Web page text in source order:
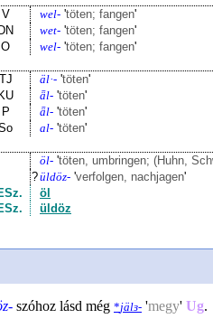
V wel- 'töten; fangen'
DN
wet- 'töten; fangen'
O
wel- 'töten; fangen'
TJ äl·- 'töten'
KU
ǟl- 'töten'
P
ǟl- 'töten'
al- 'töten'
öl- 'töten, umbringen; (Huhn,
?üldöz- 'verfolgen, nachjagen'
öl
üldöz
szóhoz lásd még *jälɜ- 'megy' Ug.